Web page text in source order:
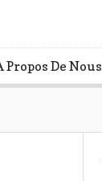
Propos De Nous